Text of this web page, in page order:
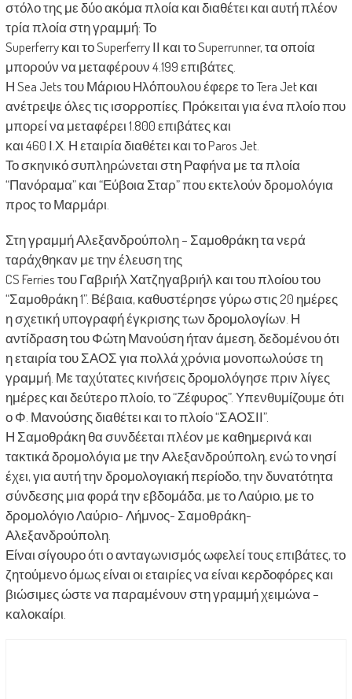
στόλο της με δύο ακόμα πλοία και διαθέτει και αυτή πλέον
τρία πλοία στη γραμμή: Το
Superferry και το Superferry ΙΙ και το Superrunner, τα οποία
μπορούν να μεταφέρουν 4.199 επιβάτες.
Η Sea Jets του Μάριου Ηλόπουλου έφερε το Tera Jet και
ανέτρεψε όλες τις ισορροπίες. Πρόκειται για ένα πλοίο που
μπορεί να μεταφέρει 1.800 επιβάτες και
και 460 Ι.Χ. Η εταιρία διαθέτει και το Paros Jet.
Το σκηνικό συπληρώνεται στη Ραφήνα με τα πλοία
“Πανόραμα” και “Εύβοια Σταρ” που εκτελούν δρομολόγια
προς το Μαρμάρι.
Στη γραμμή Αλεξανδρούπολη – Σαμοθράκη τα νερά
ταράχθηκαν με την έλευση της
CS Ferries του Γαβριήλ Χατζηγαβριήλ και του πλοίου του
“Σαμοθράκη 1”. Βέβαια, καθυστέρησε γύρω στις 20 ημέρες
η σχετική υπογραφή έγκρισης των δρομολογίων. Η
αντίδραση του Φώτη Μανούση ήταν άμεση, δεδομένου ότι
η εταιρία του ΣΑΟΣ για πολλά χρόνια μονοπωλούσε τη
γραμμή. Με ταχύτατες κινήσεις δρομολόγησε πριν λίγες
ημέρες και δεύτερο πλοίο, το “Ζέφυρος”. Υπενθυμίζουμε ότι
ο Φ. Μανούσης διαθέτει και το πλοίο “ΣΑΟΣΙΙ”.
Η Σαμοθράκη θα συνδέεται πλέον με καθημερινά και
τακτικά δρομολόγια με την Αλεξανδρούπολη, ενώ το νησί
έχει, για αυτή την δρομολογιακή περίοδο, την δυνατότητα
σύνδεσης μια φορά την εβδομάδα, με το Λαύριο, με το
δρομολόγιο Λαύριο- Λήμνος- Σαμοθράκη-
Αλεξανδρούπολη.
Είναι σίγουρο ότι ο ανταγωνισμός ωφελεί τους επιβάτες, το
ζητούμενο όμως είναι οι εταιρίες να είναι κερδοφόρες και
βιώσιμες ώστε να παραμένουν στη γραμμή χειμώνα –
καλοκαίρι.